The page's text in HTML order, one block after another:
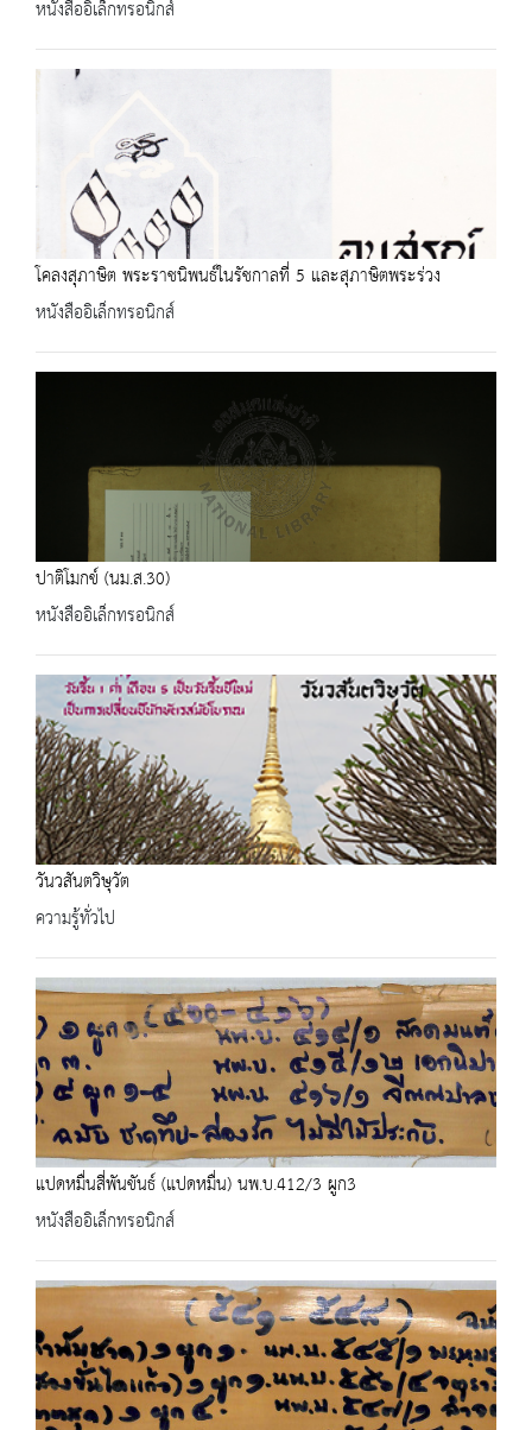
หนังสืออิเล็กทรอนิกส์
โคลงสุภาษิต พระราชนิพนธ์ในรัชกาลที่ 5 และสุภาษิตพระร่วง
หนังสืออิเล็กทรอนิกส์
ปาติโมกข์ (นม.ส.30)
หนังสืออิเล็กทรอนิกส์
วันวสันตวิษุวัต
ความรู้ทั่วไป
แปดหมื่นสี่พันขันธ์ (แปดหมื่น) นพ.บ.412/3 ผูก3
หนังสืออิเล็กทรอนิกส์